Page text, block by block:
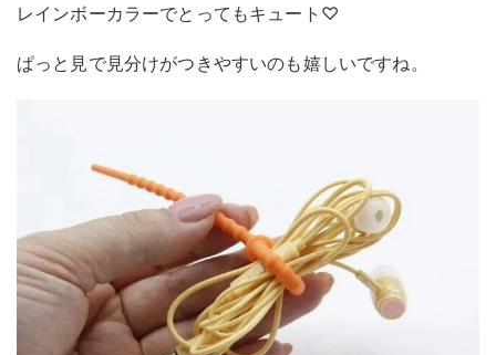
レインボーカラーでとってもキュート♡
ぱっと見で見分けがつきやすいのも嬉しいですね。